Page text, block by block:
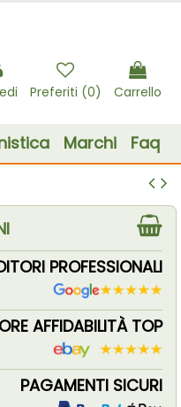
Preferiti (0) Carrello
Marchi Faq
PROFESSIONALI
AFFIDABILITÀ TOP
PAGAMENTI SICURI